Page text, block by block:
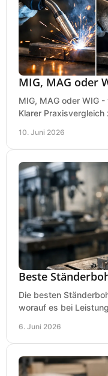
MIG, MAG oder
MIG, MAG oder WIG
Klarer
10. Juni 2026
Beste
Die besten
worauf es bei
6. Juni 2026